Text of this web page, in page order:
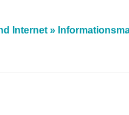
Internet »